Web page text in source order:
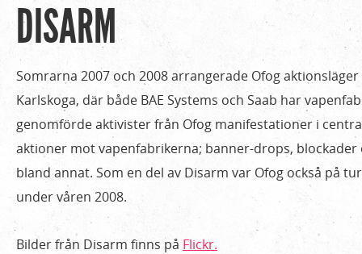
Du
är
här
Hem
›
›
Disarm
DISARM
Somrarna 2007 och 2008 arrangerade Ofog
Karlskoga, där både BAE Systems och Saab har
genomförde aktivister från Ofog manifestationer i
aktioner mot vapenfabrikerna; banner-drops,
bland annat. Som en del av Disarm var Ofog också på
under våren 2008.
Bilder från Disarm finns på Flickr.